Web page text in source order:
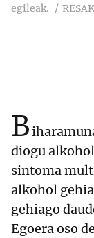
egileak.
B
diogu
sintoma
alkohol
gehiago
Egoera oso